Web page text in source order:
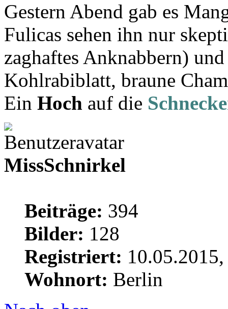
Gestern Abend gab es
Fulicas sehen ihn nur
zaghaftes Anknabbern)
Kohlrabiblatt, braune
Ein Hoch auf die
MissSchnirkel
Beiträge: 394
Bilder: 128
Registriert:
Wohnort: Berlin